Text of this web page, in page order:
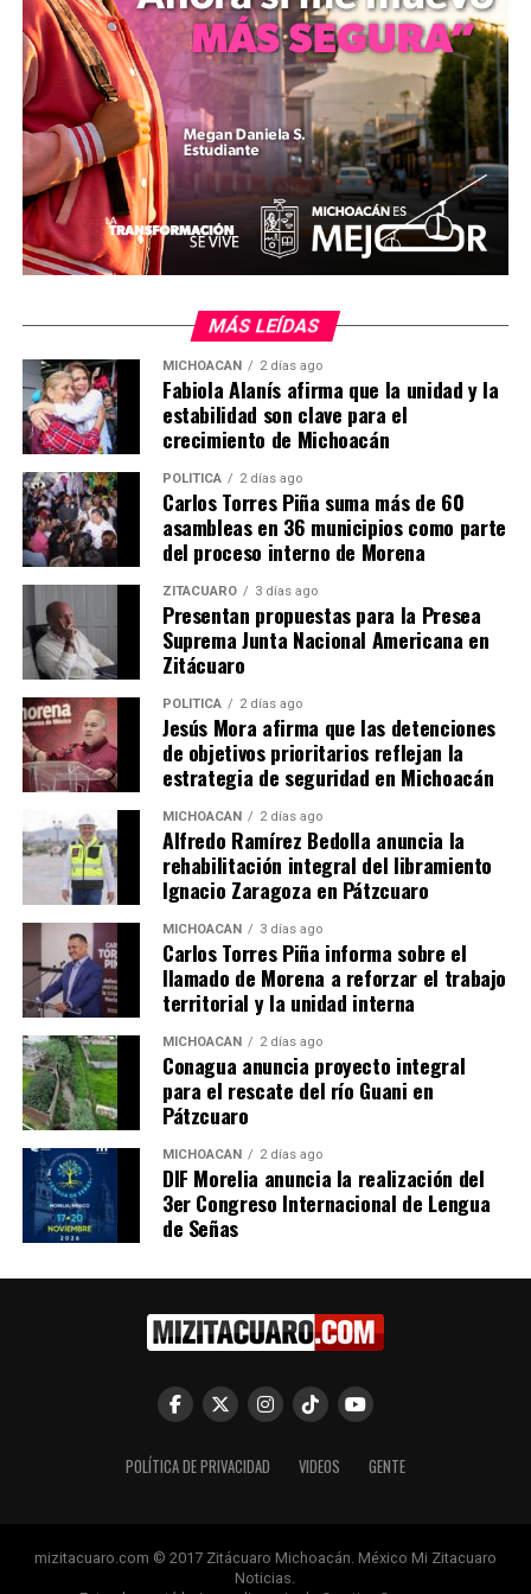
precauciones en el manejo de armas o elementos
relacionados en áreas residenciales. El caso permanece
bajo seguimiento por las autoridades correspondientes.
Comparte con:
Me gusta esto:
Relacionado
Accidente Vehicular en
Zitácuaro: Bomberos
Atienden Incidente sin
Lesiones Graves
12 octubre, 2024
En "Seguridad"
Volcadura vehicular en
Zitácuaro deja a cuatro
personas afectadas
9 octubre, 2024
En "Seguridad"
Niño de 8 años atropellado
por una camioneta en la
colonia Lázaro Cárdenas
7 octubre, 2023
En "Seguridad"
RELATED TOPICS: ARTICULO DESTACADO
Cinco detenidos tras disturbios en asamblea informativa
MÁS LEÍDAS
MICHOACÁN 2 días ago
Fabiola Alanís afirma que la unidad y la
estabilidad son clave para el
crecimiento de Michoacán
POLÍTICA 2 días ago
Carlos Torres Piña suma más de 60
asambleas en 36 municipios como parte
del proceso interno de Morena
ZITÁCUARO 3 días ago
Presentan propuestas para la Presea
Suprema Junta Nacional Americana en
Zitácuaro
POLÍTICA 2 días ago
Jesús Mora afirma que las detenciones
de objetivos prioritarios reflejan la
estrategia de seguridad en Michoacán
MICHOACÁN 2 días ago
Alfredo Ramírez Bedolla anuncia la
rehabilitación integral del libramiento
Ignacio Zaragoza en Pátzcuaro
MICHOACÁN 3 días ago
Carlos Torres Piña informa sobre el
llamado de Morena a reforzar el trabajo
territorial y la unidad interna
MICHOACÁN 2 días ago
Conagua anuncia proyecto integral
para el rescate del río Guani en
Pátzcuaro
MICHOACÁN 2 días ago
DIF Morelia anuncia la realización del
3er Congreso Internacional de Lengua
de Señas
POLÍTICA DE PRIVACIDAD VIDEOS GENTE
mizitacuaro.com © 2017 Zitácuaro Michoacán. México Mi Zitacuaro
Noticias.